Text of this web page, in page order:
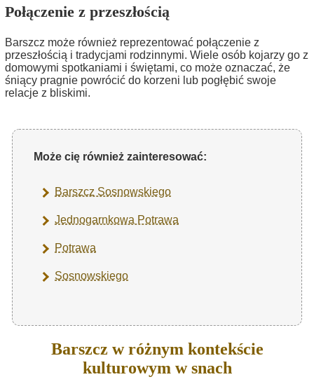
Połączenie z przeszłością
Barszcz może również reprezentować połączenie z
przeszłością i tradycjami rodzinnymi. Wiele osób kojarzy go z
domowymi spotkaniami i świętami, co może oznaczać, że
śniący pragnie powrócić do korzeni lub pogłębić swoje
relacje z bliskimi.
Może cię również zainteresować:
Barszcz Sosnowskiego
Jednogarnkowa Potrawa
Potrawa
Sosnowskiego
Barszcz w różnym kontekście
kulturowym w snach